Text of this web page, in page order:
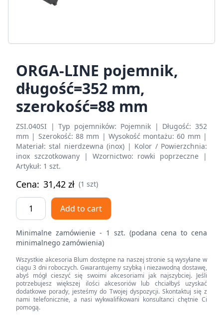
ORGA-LINE pojemnik,
długość=352 mm,
szerokość=88 mm
ZSI.040SI | Typ pojemników: Pojemnik | Długość: 352
mm | Szerokość: 88 mm | Wysokość montażu: 60 mm |
Materiał: stal nierdzewna (inox) | Kolor / Powierzchnia:
inox szczotkowany | Wzornictwo: rowki poprzeczne |
Artykuł: 1 szt.
Cena: 31,42 zł (1 szt)
ORGA-
LINE
długość=352
szerokość=88
mm
quantity
Add to cart
Minimalne zamówienie - 1 szt. (podana cena to cena
minimalnego zamówienia)
Wszystkie akcesoria Blum dostępne na naszej stronie są wysyłane w
ciągu 3 dni roboczych. Gwarantujemy szybką i niezawodną dostawę,
abyś mógł cieszyć się swoimi akcesoriami jak najszybciej. Jeśli
potrzebujesz większej ilości akcesoriów lub chciałbyś uzyskać
dodatkowe porady, jesteśmy do Twojej dyspozycji. Skontaktuj się z
nami telefonicznie, a nasi wykwalifikowani konsultanci chętnie Ci
pomogą.